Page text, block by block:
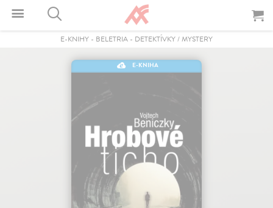
E-KNIHY - BELETRIA - DETEKTÍVKY / MYSTERY
E-KNIHA